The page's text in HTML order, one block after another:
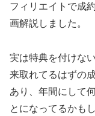
フィリエイトで成
画解説しました。
実は特典を付けな
来取れてるはずの
あり、年間にして
とになってるかも